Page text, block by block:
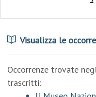
Visualizza le
Occorrenze trovate
trascritti: